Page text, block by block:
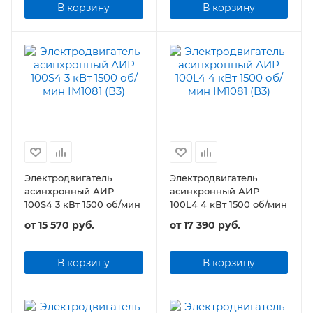
В корзину В корзину
Электродвигатель
асинхронный АИР
100S4 3 кВт 1500 об/мин
от15 570 руб.
В корзину
Электродвигатель
асинхронный АИР
100L4 4 кВт 1500 об/мин
от17 390 руб.
В корзину